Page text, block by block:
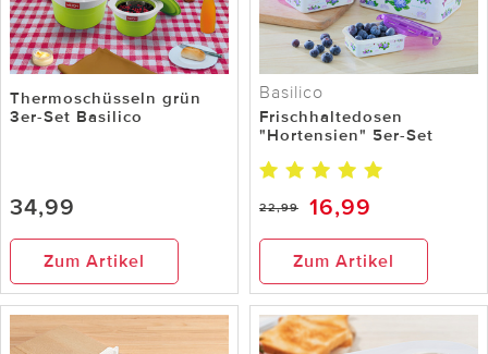
Thermoschüsseln grün
3er-Set Basilico
34,99
Zum Artikel
Basilico
Frischhaltedosen
"Hortensien" 5er-Set
22,99 16,99
Zum Artikel